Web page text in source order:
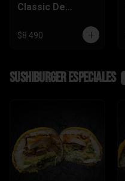
Classic De
$8.490
SushiBurger Especiales